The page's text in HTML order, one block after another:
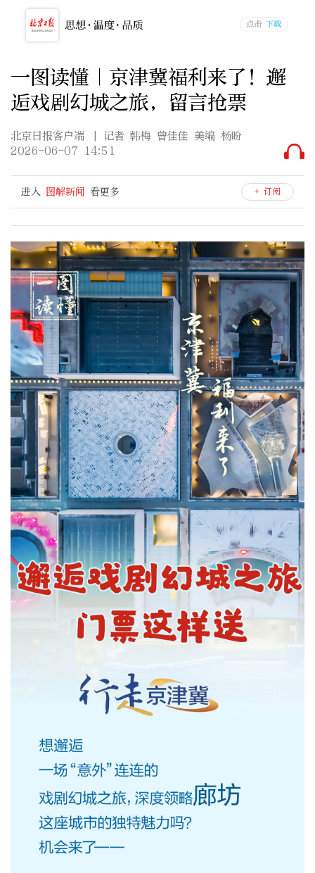
一图读懂｜京津冀福利来了！邂
逅戏剧幻城之旅，留言抢票
北京日报客户端
| 记者 韩梅 曾佳佳 美编 杨盼
2026-06-07 14:51
进入 图解新闻 看更多 + 订阅